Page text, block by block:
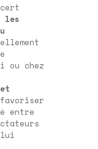
les
ou chez
entre
lui